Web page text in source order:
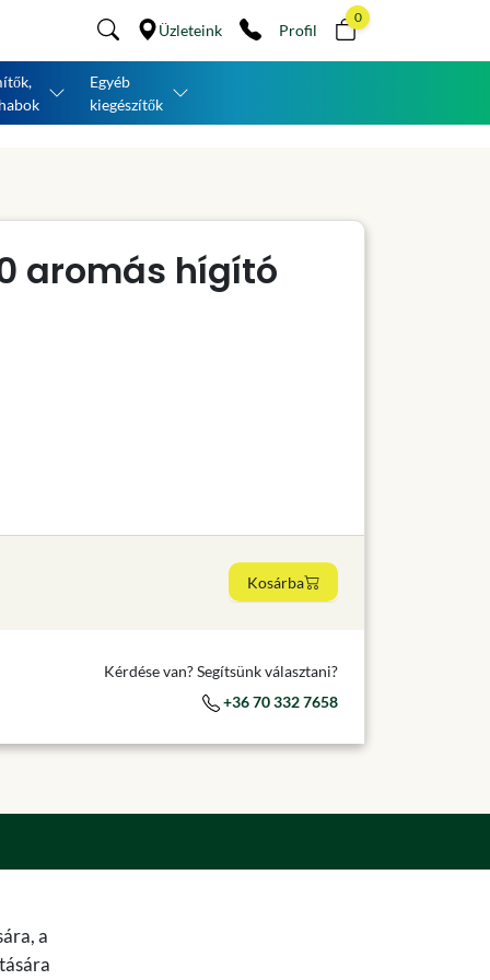
Üzleteink Profil
0
Egyéb
kiegészítők
aromás hígító
Kosárba
Kérdése van? Segítsünk választani?
+36 70 332 7658
a